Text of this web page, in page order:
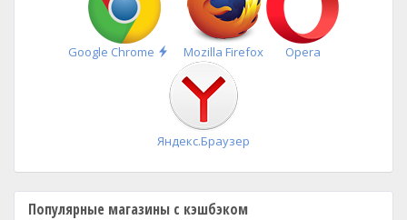
Google Chrome
Быстрая
установка
Mozilla Firefox Opera
Яндекс.Браузер
Популярные магазины с кэшбэком